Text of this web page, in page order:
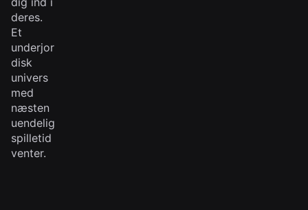
deres.
Et
underjor
disk
univers
med
næsten
uendelig
spilletid
venter.